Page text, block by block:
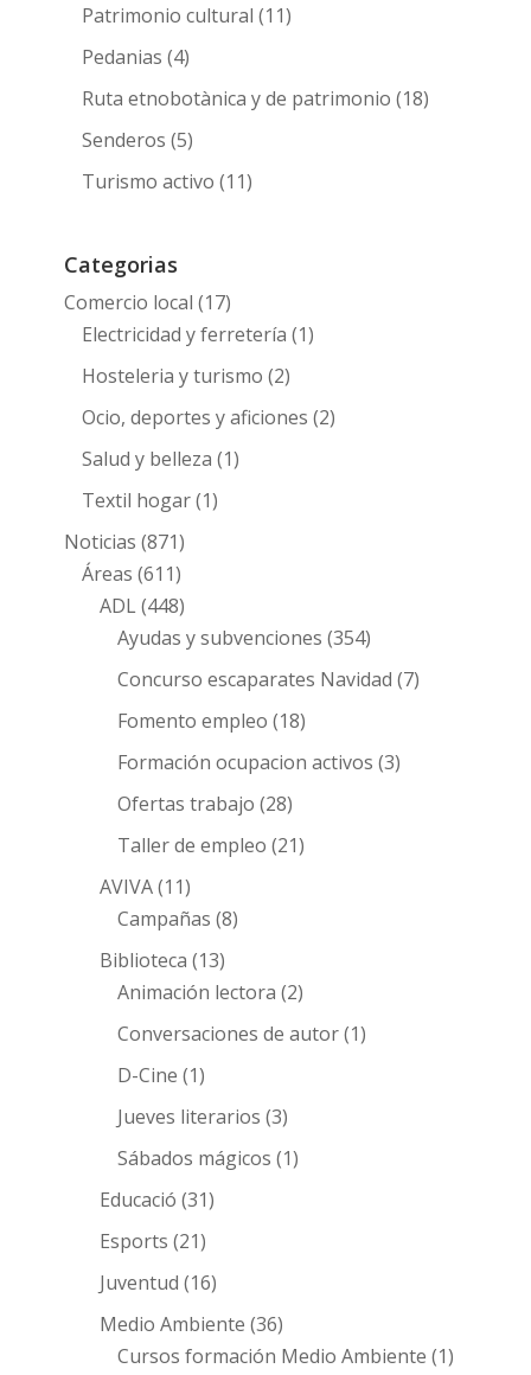
Patrimonio cultural (11)
Pedanias (4)
Ruta etnobotànica y de patrimonio (18)
Senderos (5)
Turismo activo (11)
Categorias
Comercio local (17)
Electricidad y ferretería (1)
Hosteleria y turismo (2)
Ocio, deportes y aficiones (2)
Salud y belleza (1)
Textil hogar(1)
Noticias (871)
Áreas (611)
ADL(448)
Ayudas y subvenciones (354)
Concurso escaparates Navidad (7)
Fomento empleo (18)
Formación ocupacion activos (3)
Ofertas trabajo (28)
Taller de empleo (21)
AVIVA(11)
Campañas (8)
Biblioteca (13)
Animación lectora (2)
Conversaciones de autor(1)
D-Cine (1)
Jueves literarios (3)
Sábados mágicos (1)
Educació (31)
Esports (21)
Juventud (16)
Medio Ambiente (36)
Cursos formación Medio Ambiente (1)